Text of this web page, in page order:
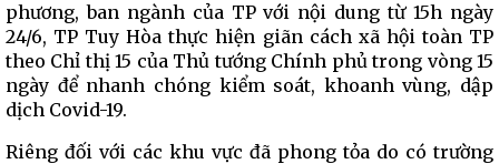
phương, ban ngành của TP với nội dung từ 15h ngày
24/6, TP Tuy Hòa thực hiện giãn cách xã hội toàn TP
theo Chỉ thị 15 của Thủ tướng Chính phủ trong vòng 15
ngày để nhanh chóng kiểm soát, khoanh vùng, dập
dịch Covid-19.
Riêng đối với các khu vực đã phong tỏa do có trường